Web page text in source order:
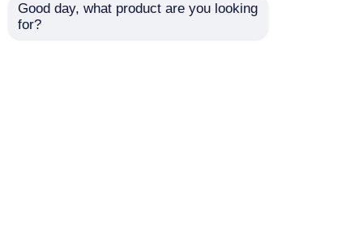
Good day, what product are you looking
for?